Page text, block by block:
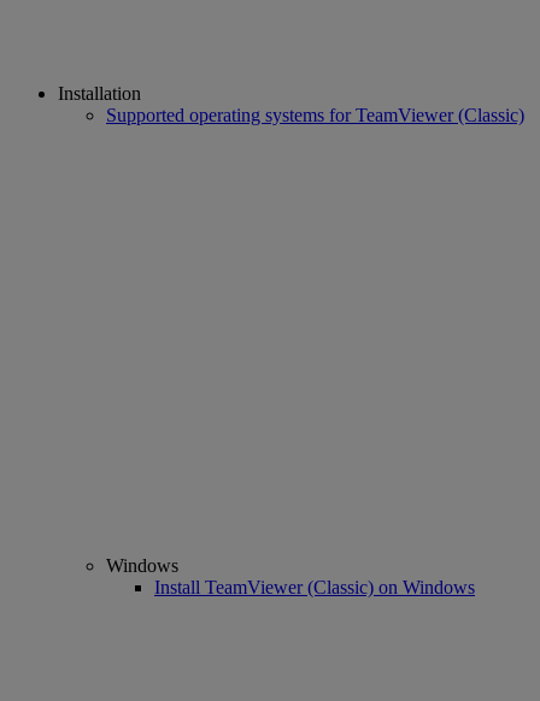
Installation
Supported operating systems for TeamViewer (Classic)
Windows
Install TeamViewer (Classic) on Windows